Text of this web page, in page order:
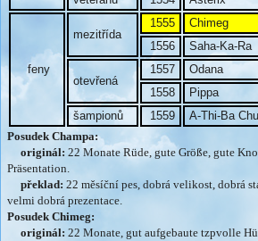
feny
mezitřída
1555
Chimeg
1556
Saha-Ka-Ra
otevřená
1557
Odana
1558
Pippa
šampionů
1559
A-Thi-Ba
Posudek Champa:
originál: 22 Monate Rüde, gute Größe, gute
Präsentation.
překlad: 22 měsíční pes, dobrá velikost, dobrá
velmi dobrá prezentace.
Posudek Chimeg:
originál: 22 Monate, gut aufgebaute tzpvolle